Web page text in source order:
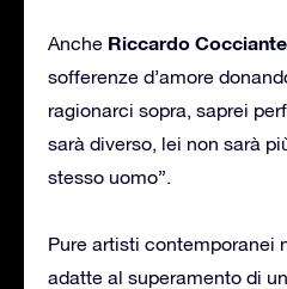
Anche Riccardo Cocciante
sofferenze d’amore
ragionarci sopra, saprei
sarà diverso, lei non sarà
stesso uomo”.
Pure artisti contemporanei
adatte al superamento di